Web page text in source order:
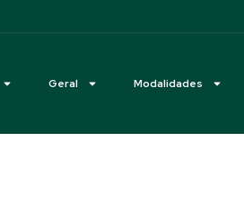
Geral Modalidades